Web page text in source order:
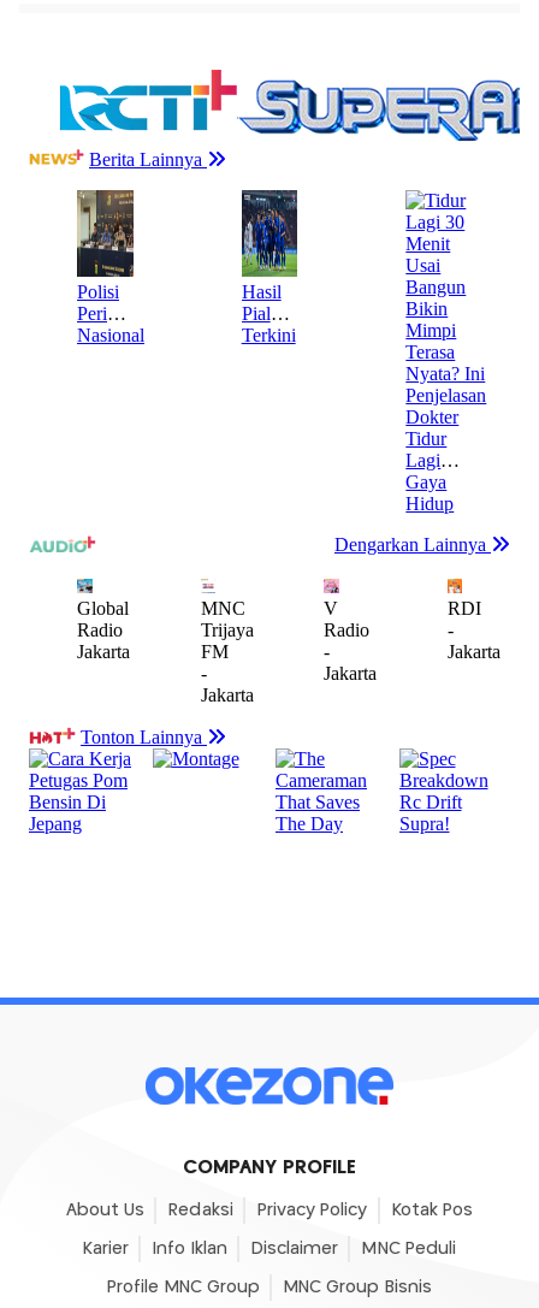
COMPANY PROFILE
About Us Redaksi Privacy Policy Kotak Pos
Karier Info Iklan Disclaimer MNC Peduli
Profile MNC Group MNC Group Bisnis